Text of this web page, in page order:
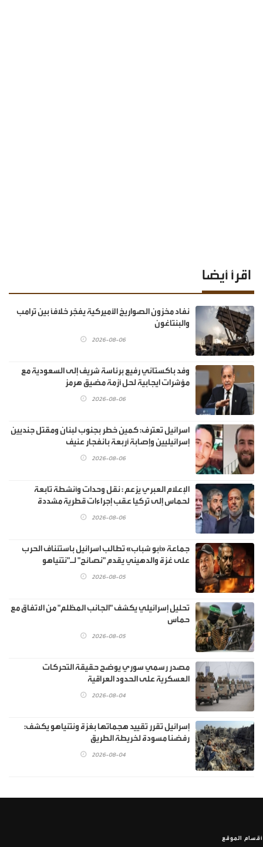
اقرأ أيضا
نفاد مخزون الصواريخ الأميركية يفجّر خلافًا بين ترامب
والبنتاغون
2026-08-06
وفد باكستاني رفيع برئاسة شريف إلى السعودية مع
مؤشرات ايجابية لحل أزمة مضيق هرمز
2026-08-06
اسرائيل تعترف: كمين خطر بجنوب لبنان ومقتل جنديين
إسرائيليين وإصابة أربعة بانفجار عنيف
2026-08-06
الإعلام العبري يزعم : نقل وحدات وأنشطة تابعة
لحماس إلى تركيا عقب إجراءات قطرية مشددة
2026-08-06
جماعة «أبو شباب» تطالب اسرائيل باستئناف الحرب
على غزة والدهيني يقدم "نصائح" لـ"نتنياهو
2026-08-05
تحليل إسرائيلي يكشف "الجانب المظلم" من الاتفاق مع
حماس
2026-08-05
مصدر رسمي سوري يوضح حقيقة التحركات
العسكرية على الحدود العراقية
2026-08-04
إسرائيل تقرر تقييد هجماتها بغزة ونتنياهو يكشف:
رفضنا مسودة لخريطة الطريق
2026-08-04
أقسام الموقع